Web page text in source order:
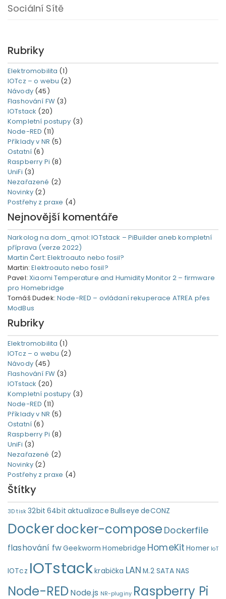
Sociální Sítě
Rubriky
Elektromobilita (1)
IOTcz – o webu (2)
Návody(45)
Flashování FW(3)
IOTstack (20)
Kompletní postupy (3)
Node-RED (11)
Příklady v NR (5)
Ostatní (6)
Raspberry Pi (8)
UniFi (3)
Nezařazené (2)
Novinky (2)
Postřehy z praxe (4)
Nejnovější komentáře
Narkolog na dom_qmol:IOTstack – PiBuilder aneb kompletní
příprava (verze 2022)
Martin Čert: Elektroauto nebo fosil?
Martin:Elektroauto nebo fosil?
Pavel:Xiaomi Temperature and Humidity Monitor 2 – firmware
pro Homebridge
Tomáš Dudek: Node-RED – ovládaní rekuperace ATREA přes
ModBus
Rubriky
Elektromobilita (1)
IOTcz – o webu (2)
Návody(45)
Flashování FW(3)
IOTstack (20)
Kompletní postupy (3)
Node-RED (11)
Příklady v NR (5)
Ostatní (6)
Raspberry Pi (8)
UniFi (3)
Nezařazené (2)
Novinky (2)
Postřehy z praxe (4)
Štítky
3D tisk 32bit 64bit aktualizace Bullseye deCONZ
Dockerdocker-compose Dockerfile
flashování fwGeekworm Homebridge HomeKit Homer IoT
IOTcz IOTstackkrabička LAN M.2 SATA NAS
Node-REDNode.js NR-pluginy Raspberry Pi